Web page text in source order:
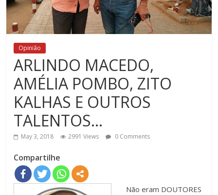
Opinião
ARLINDO MACEDO,
AMÉLIA POMBO, ZITO
KALHAS E OUTROS
TALENTOS…
May 3, 2018 2991 Views 0 Comments
Compartilhe
Não eram DOUTORES